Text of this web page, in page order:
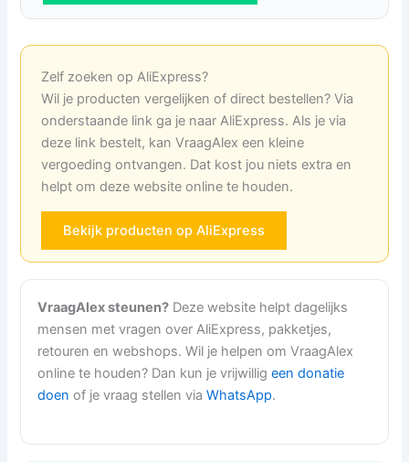
Zelf zoeken op AliExpress?
Wil je producten vergelijken of direct bestellen? Via
onderstaande link ga je naar AliExpress. Als je via
deze link bestelt, kan VraagAlex een kleine
vergoeding ontvangen. Dat kost jou niets extra en
helpt om deze website online te houden.
Bekijk producten op AliExpress
VraagAlex steunen? Deze website helpt dagelijks
mensen met vragen over AliExpress, pakketjes,
retouren en webshops. Wil je helpen om VraagAlex
online te houden? Dan kun je vrijwilligeen donatie
doen of je vraag stellen viaWhatsApp.